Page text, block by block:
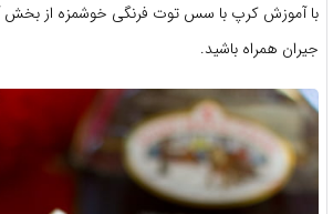
با آموزش کرپ با سس توت فرنگی خوشمزه از بخش
جیران همراه باشید.